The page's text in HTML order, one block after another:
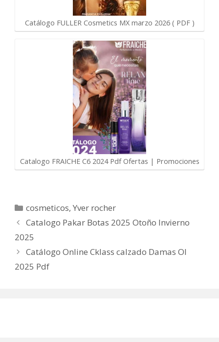
Catálogo FULLER Cosmetics MX marzo 2026 ( PDF )
Catalogo FRAICHE C6 2024 Pdf Ofertas | Promociones
Categorías
cosmeticos,Yver rocher
Catalogo Pakar Botas 2025 Otoño Invierno
2025
Catálogo Online Cklass calzado Damas OI
2025 Pdf